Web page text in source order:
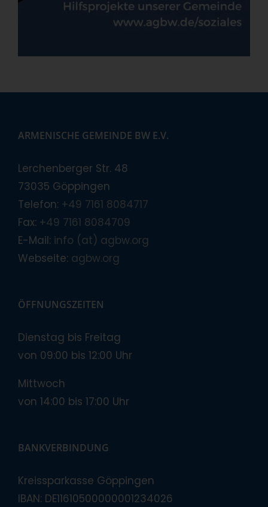
ARMENISCHE GEMEINDE BW E.V.
Lerchenberger Str. 48
73035 Göppingen
Telefon: +49 7161 8084717
Fax: +49 7161 8084709
E-Mail: info (at) agbw.org
Webseite: agbw.org
ÖFFNUNGSZEITEN
Dienstag bis Freitag
von 09:00 bis 12:00 Uhr
Mittwoch
von 14:00 bis 17:00 Uhr
BANKVERBINDUNG
Kreissparkasse Göppingen
IBAN: DE11610500000001234026